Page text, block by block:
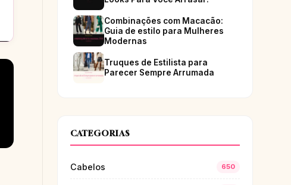
Combinações com Macacão:
Guia de estilo para Mulheres
Modernas
Truques de Estilista para
Parecer Sempre Arrumada
CATEGORIAS
Cabelos 650